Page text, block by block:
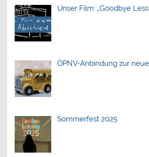
Unser Film: „Goodbye
ÖPNV-Anbindung zur
Sommerfest 2025